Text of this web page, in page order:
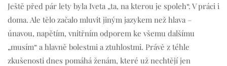
Ještě před pár lety byla Iveta „ta, na kterou je spoleh“. V práci i
doma. Ale tělo začalo mluvit jiným jazykem než hlava –
únavou, napětím, vnitřním odporem ke všemu dalšímu
„musím“ a hlavně bolestmi a ztuhlostmi. Právě z téhle
zkušenosti dnes pomáhá ženám, které už nechtějí jen